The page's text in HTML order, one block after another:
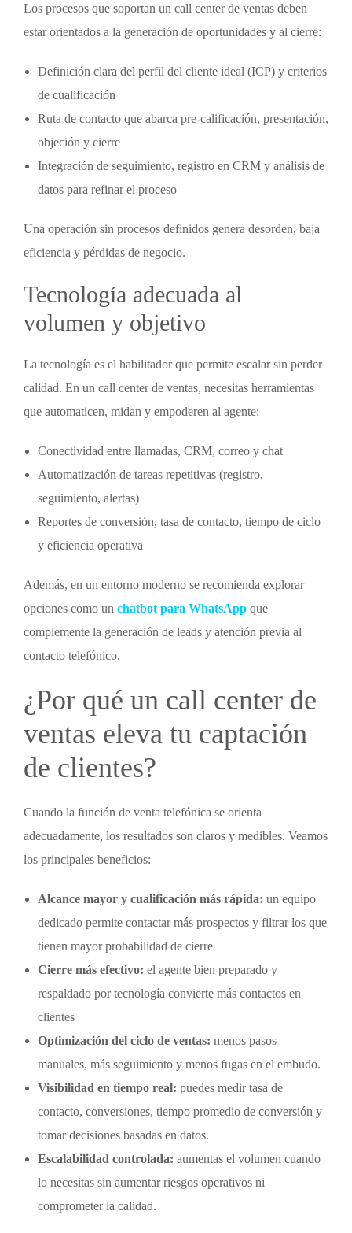
Los procesos que soportan un call center de ventas deben
estar orientados a la generación de oportunidades y al cierre:
Definición clara del perfil del cliente ideal (ICP) y criterios
de cualificación
Ruta de contacto que abarca pre-calificación, presentación,
objeción y cierre
Integración de seguimiento, registro en CRM y análisis de
datos para refinar el proceso
Una operación sin procesos definidos genera desorden, baja
eficiencia y pérdidas de negocio.
Tecnología adecuada al
volumen y objetivo
La tecnología es el habilitador que permite escalar sin perder
calidad. En un call center de ventas, necesitas herramientas
que automaticen, midan y empoderen al agente:
Conectividad entre llamadas, CRM, correo y chat
Automatización de tareas repetitivas (registro,
seguimiento, alertas)
Reportes de conversión, tasa de contacto, tiempo de ciclo
y eficiencia operativa
Además, en un entorno moderno se recomienda explorar
opciones como un chatbot para WhatsApp que
complemente la generación de leads y atención previa al
contacto telefónico.
¿Por qué un call center de
ventas eleva tu captación
de clientes?
Cuando la función de venta telefónica se orienta
adecuadamente, los resultados son claros y medibles. Veamos
los principales beneficios:
Alcance mayor y cualificación más rápida: un equipo
dedicado permite contactar más prospectos y filtrar los que
tienen mayor probabilidad de cierre
Cierre más efectivo: el agente bien preparado y
respaldado por tecnología convierte más contactos en
clientes
Optimización del ciclo de ventas: menos pasos
manuales, más seguimiento y menos fugas en el embudo.
Visibilidad en tiempo real: puedes medir tasa de
contacto, conversiones, tiempo promedio de conversión y
tomar decisiones basadas en datos.
Escalabilidad controlada: aumentas el volumen cuando
lo necesitas sin aumentar riesgos operativos ni
comprometer la calidad.